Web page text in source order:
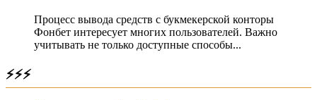
Процесс вывода средств с букмекерской конторы
Фонбет интересует многих пользователей. Важно
учитывать не только доступные способы...
⚡⚡⚡